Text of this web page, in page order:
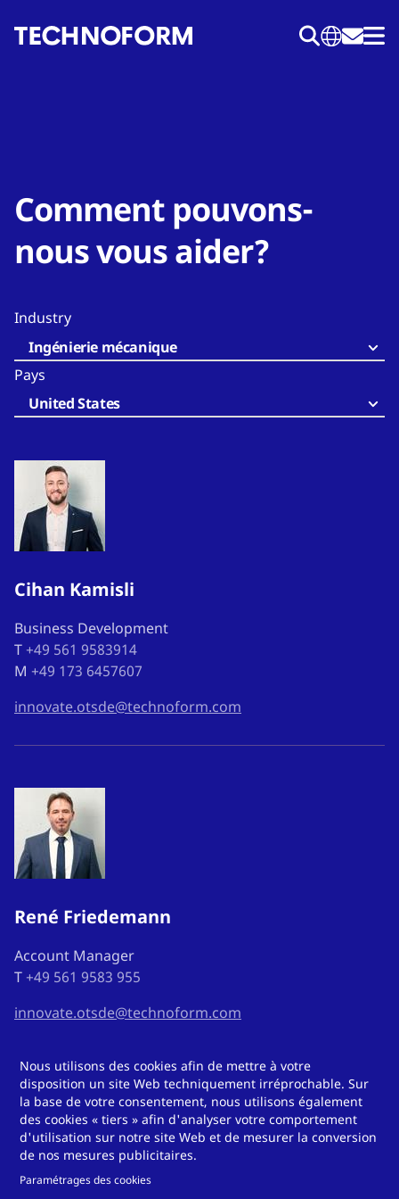
au
Comment pouvons-
nous vous aider?
Industry
Ingénierie mécanique
Pays
United States
Cihan Kamisli
Business Development
T +49 561 9583914
M +49 173 6457607
innovate.otsde@technoform.com
René Friedemann
Account Manager
T +49 561 9583 955
innovate.otsde@technoform.com
Vous pouvez nous trouver
ici.
Nous utilisons des cookies afin de mettre à votre
disposition un site Web techniquement irréprochable. Sur
la base de votre consentement, nous utilisons également
des cookies « tiers » afin d'analyser votre comportement
d'utilisation sur notre site Web et de mesurer la conversion
de nos mesures publicitaires.
Paramétrages des cookies